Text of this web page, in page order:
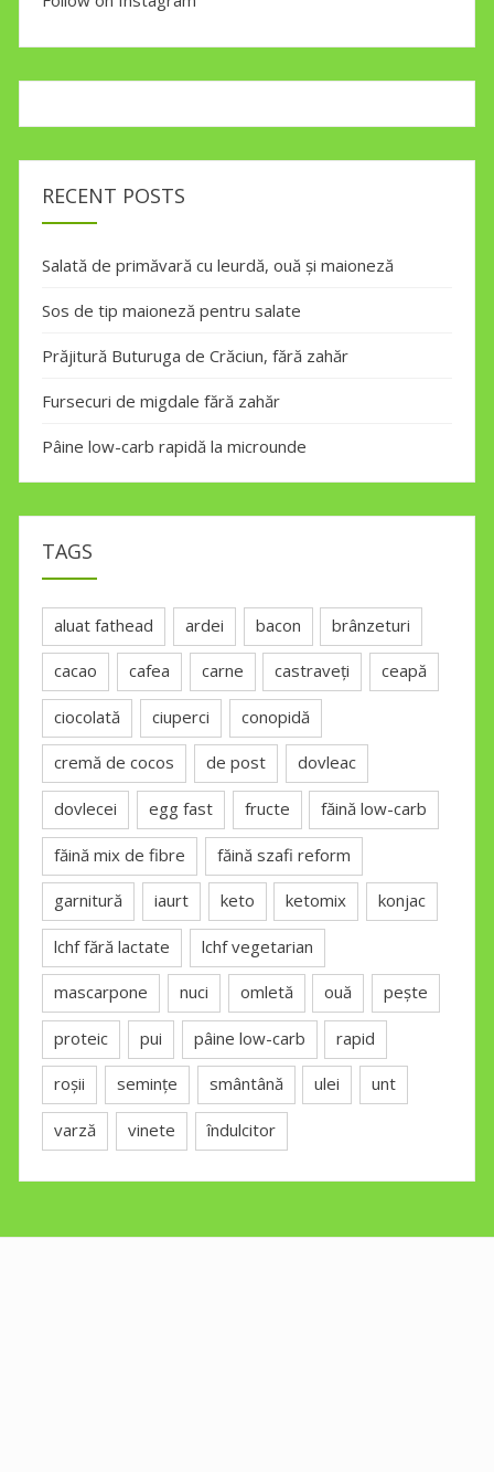
RECENT POSTS
Salată de primăvară cu leurdă, ouă și maioneză
Sos de tip maioneză pentru salate
Prăjitură Buturuga de Crăciun, fără zahăr
Fursecuri de migdale fără zahăr
Pâine low-carb rapidă la microunde
TAGS
aluat fathead ardei bacon brânzeturi
cacao cafea carne castraveți ceapă
ciocolată ciuperci conopidă
cremă de cocos de post dovleac
dovlecei egg fast fructe făină low-carb
făină mix de fibre făină szafi reform
garnitură iaurt keto ketomix konjac
lchf fără lactate lchf vegetarian
mascarpone nuci omletă ouă pește
proteic pui pâine low-carb rapid
roșii semințe smântână ulei unt
varză vinete îndulcitor